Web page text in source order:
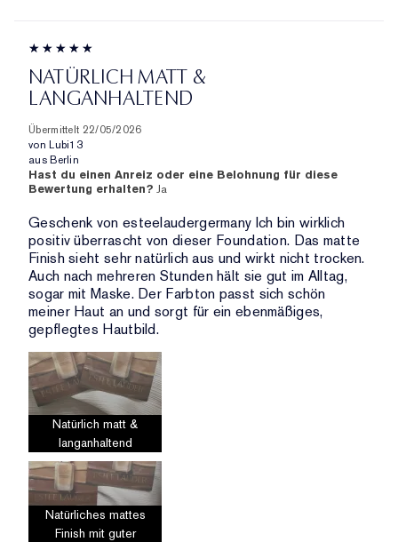
NATÜRLICH MATT &
LANGANHALTEND
Übermittelt 22/05/2026
von Lubi13
aus Berlin
Hast du einen Anreiz oder eine Belohnung für diese
Bewertung erhalten? Ja
Geschenk von esteelaudergermany Ich bin wirklich
positiv überrascht von dieser Foundation. Das matte
Finish sieht sehr natürlich aus und wirkt nicht trocken.
Auch nach mehreren Stunden hält sie gut im Alltag,
sogar mit Maske. Der Farbton passt sich schön
meiner Haut an und sorgt für ein ebenmäßiges,
gepflegtes Hautbild.
Natürlich matt &
langanhaltend
Natürliches mattes
Finish mit guter